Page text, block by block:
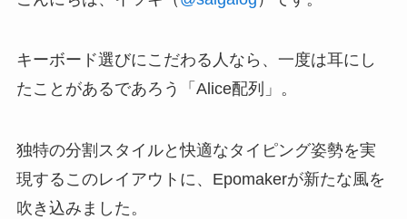
キーボード選びにこだわる人なら、一度は耳にし
たことがあるであろう「Alice配列」。
独特の分割スタイルと快適なタイピング姿勢を実
現するこのレイアウトに、Epomakerが新たな風を
吹き込みました。